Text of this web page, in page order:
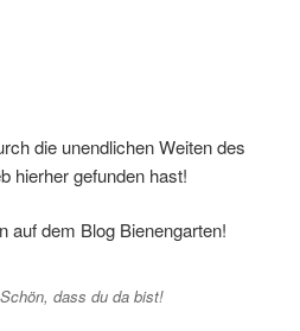
die unendlichen Weiten des
hierher gefunden hast!
auf dem Blog Bienengarten!
dass du da bist!